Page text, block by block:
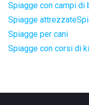
Spiagge con campi di
Spiagge attrezzate
Spiagge per cani
Spiagge con corsi di